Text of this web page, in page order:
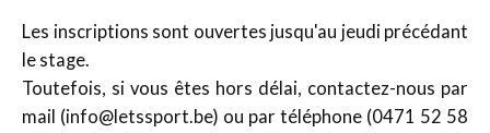
Les inscriptions sont ouvertes jusqu'au jeudi précédant
le stage.
Toutefois, si vous êtes hors délai, contactez-nous par
mail (info@letssport.be) ou par téléphone (0471 52 58